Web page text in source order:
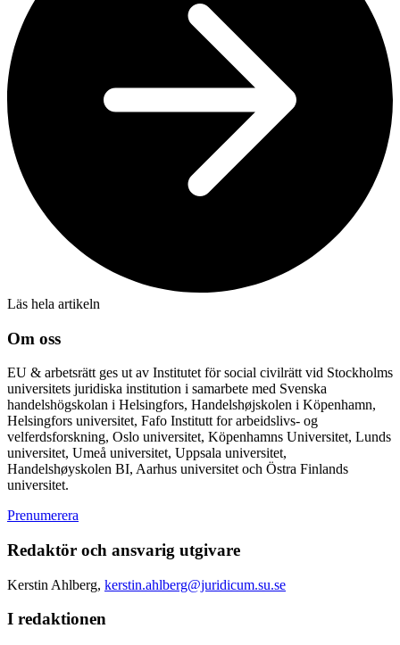
Läs hela artikeln
Om oss
EU & arbetsrätt ges ut av Institutet för social civilrätt vid Stockholms
universitets juridiska institution i samarbete med Svenska
handelshögskolan i Helsingfors, Handelshøjskolen i Köpenhamn,
Helsingfors universitet, Fafo Institutt for arbeidslivs- og
velferdsforskning, Oslo universitet, Köpenhamns Universitet, Lunds
universitet, Umeå universitet, Uppsala universitet,
Handelshøyskolen BI, Aarhus universitet och Östra Finlands
universitet.
Prenumerera
Redaktör och ansvarig utgivare
Kerstin Ahlberg, kerstin.ahlberg@juridicum.su.se
I redaktionen